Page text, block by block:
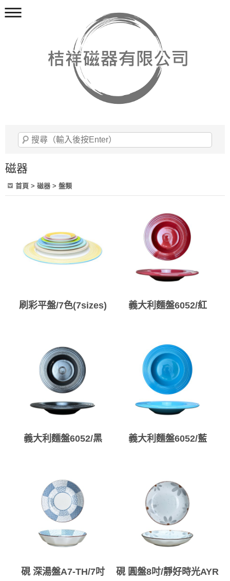
磁器
首頁 > 磁器 > 盤類
刷彩平盤/7色(7sizes) 義大利麵盤6052/紅
義大利麵盤6052/黑 義大利麵盤6052/藍
硯 深湯盤A7-TH/7吋
硯 圓盤8吋/靜好時光AYR